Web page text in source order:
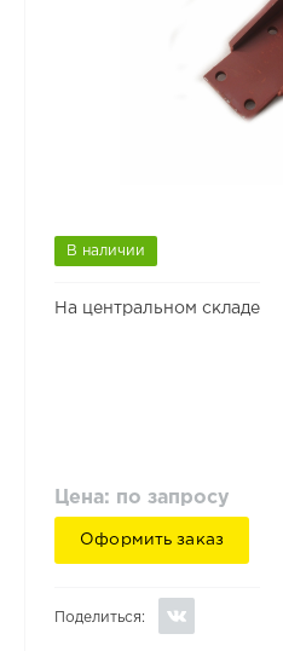
В наличии
На центральном складе
Цена: по запросу
Оформить заказ
Поделиться: